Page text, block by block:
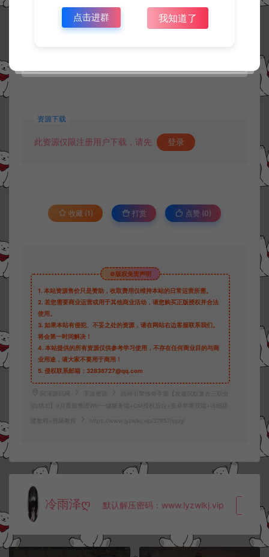
资源下载
此资源仅限注册用户下载，请先 登录
收藏 (1) 打赏 点赞 (0)
©版权免责声明
1. 本站资源售价只是赞助，收取费用仅维持本站的日常运营所需。
2. 若您需要商业运营或用于其他商业活动，请您购买正版授权并合法
使用。
3. 如果本站有侵犯、不妥之处的资源，请在网站右边客服联系我们。
将会第一时间解决！
4. 本站提供的所有资源仅供参考学习使用，不存在任何商业目的与商
业用途，请大家不要用于商用！
5. 侵权联系邮箱：32838727@qq.com
阿泽源码网 手游资源
战神引擎传奇手游【攻速沉默复古三职业
[白猪3]】9月最新整理Win一键服务端+GM授权后台+安卓苹果双端+详细搭
建教程+视频教程 https://www.lyzwlkj.vip/37857/syzy/
冷雨泽ღ 默认解压密码：www.lyzwlkj.vip 复
点击进群 我知道了